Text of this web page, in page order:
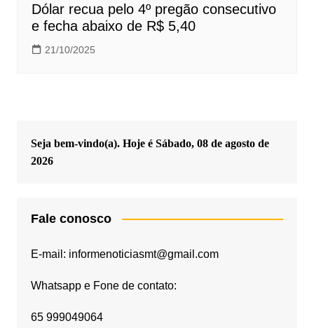
Dólar recua pelo 4º pregão consecutivo
e fecha abaixo de R$ 5,40
21/10/2025
Seja bem-vindo(a). Hoje é Sábado, 08 de agosto de
2026
Fale conosco
E-mail: informenoticiasmt@gmail.com
Whatsapp e Fone de contato:
65 999049064